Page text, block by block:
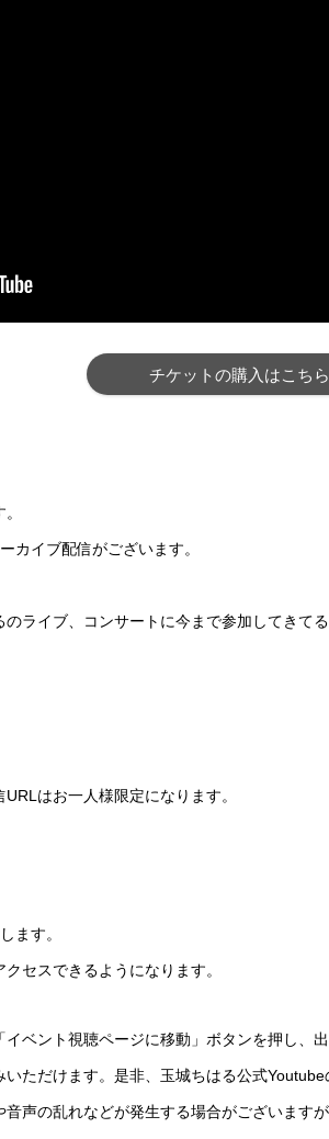
チケットの購入はこちら
カイブ配信がございます。
ライブ、コンサートに今まで参加してきて
はお一人様限定になります。
ます。
セスできるようになります。
ベント視聴ページに移動」ボタンを押し、
ただけます。是非、玉城ちはる公式Youtube
声の乱れなどが発生する場合がございますが